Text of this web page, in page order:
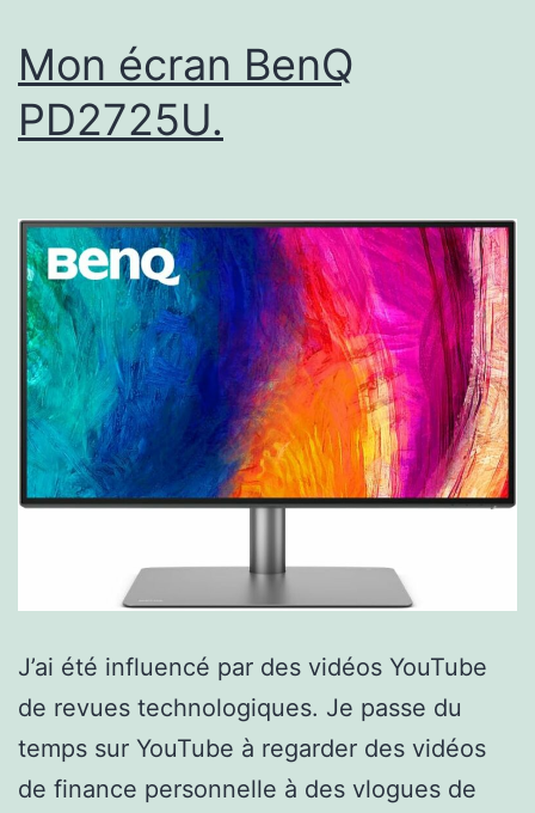
Mon écran BenQ
PD2725U.
J’ai été influencé par des vidéos YouTube
de revues technologiques. Je passe du
temps sur YouTube à regarder des vidéos
de finance personnelle à des vlogues de